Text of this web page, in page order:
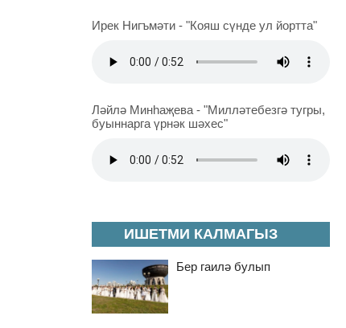
ИШЕТМИ КАЛМАГЫЗ
Бер гаилә булып
Ирек Нигъмәти - "Кояш сүнде ул йортта"
Ләйлә Минһаҗева - "Милләтебезгә тугры,
буыннарга үрнәк шәхес"